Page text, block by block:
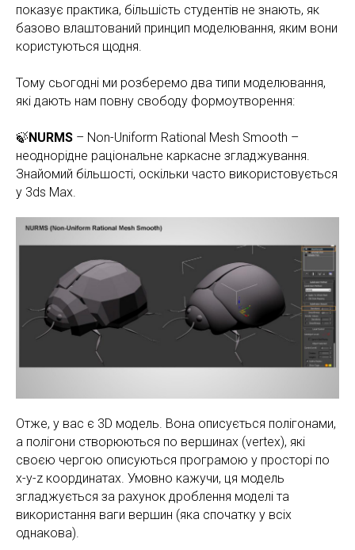
показує практика, більшість студентів не знають, як
базово влаштований принцип моделювання, яким вони
користуються щодня.
Тому сьогодні ми розберемо два типи моделювання,
які дають нам повну свободу формоутворення:
🍃NURMS – Non-Uniform Rational Mesh Smooth –
неоднорідне раціональне каркасне згладжування.
Знайомий більшості, оскільки часто використовується
у 3ds Max.
Отже, у вас є 3D модель. Вона описується полігонами,
а полігони створюються по вершинах (vertex), які
своєю чергою описуються програмою у просторі по
x-y-z координатах. Умовно кажучи, ця модель
згладжується за рахунок дроблення моделі та
використання ваги вершин (яка спочатку у всіх
однакова).